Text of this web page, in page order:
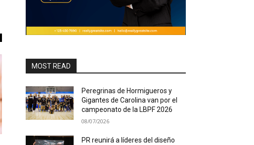
MOST READ
Peregrinas de Hormigueros y
Gigantes de Carolina van por el
campeonato de la LBPF 2026
08/07/2026
PR reunirá a líderes del diseño